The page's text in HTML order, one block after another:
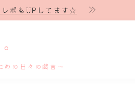
レポもUPしてます☆
の日々の戯言～